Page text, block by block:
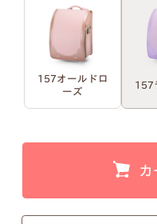
157オールドロ
ーズ
157
例5）苗字を略称 筆記体
例1）フルネーム 明朝体
例5）苗字を略称 筆記体